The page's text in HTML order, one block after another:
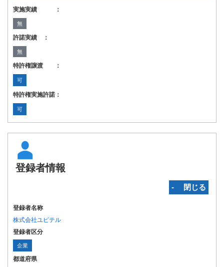
実施実績 ：
無
許諾実績 ：
無
特許権譲渡 ：
可
特許権実施許諾：
可
登録者情報
‐ 閉じる
登録者名称
株式会社ユピテル
登録者区分
企業
都道府県